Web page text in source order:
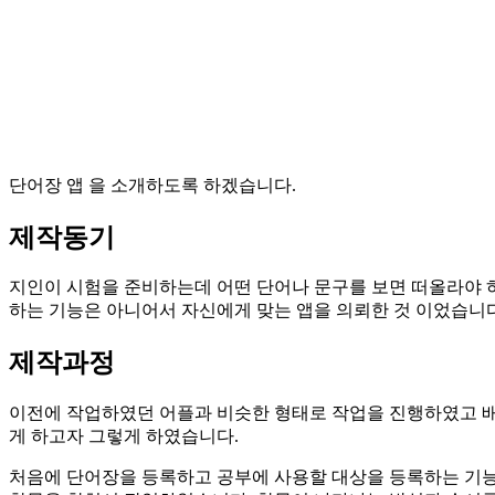
단어장 앱 을 소개하도록 하겠습니다.
제작동기
지인이 시험을 준비하는데 어떤 단어나 문구를 보면 떠올라
하는 기능은 아니어서 자신에게 맞는 앱을 의뢰한 것 이었습
제작과정
이전에 작업하였던 어플과 비슷한 형태로 작업을 진행하였고
게 하고자 그렇게 하였습니다.
처음에 단어장을 등록하고 공부에 사용할 대상을 등록하는